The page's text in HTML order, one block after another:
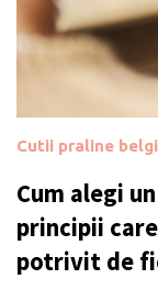
Cutii praline
Cum alegi
principii
potrivit de